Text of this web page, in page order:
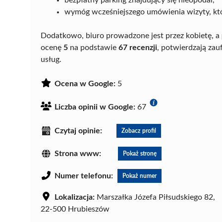
wymóg wcześniejszego umówienia wizyty,
Dodatkowo, biuro prowadzone jest przez kobietę,
ocenę 5 na podstawie 67 recenzji, potwierdzają
usług.
Ocena w Google: 5
Liczba opinii w Google: 67
Czytaj opinie: Zobacz profil
Strona www: Pokaż stronę
Numer telefonu: Pokaż numer
Lokalizacja: Marszałka Józefa Piłsudskiego 82,
22-500 Hrubieszów